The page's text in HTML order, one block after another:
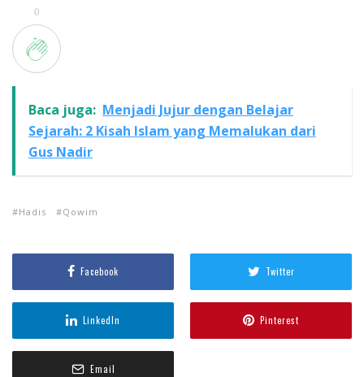
0
Baca juga: Menjadi Jujur dengan Belajar
Sejarah: 2 Kisah Islam yang Memalukan dari
Gus Nadir
Hadis Qowim
Facebook Twitter
LinkedIn Pinterest
Email